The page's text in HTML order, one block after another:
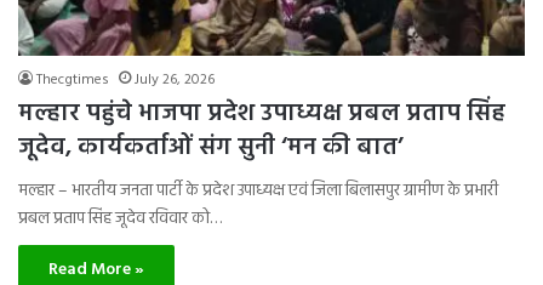
Thecgtimes July 26, 2026
मल्हार पहुंचे भाजपा प्रदेश उपाध्यक्ष प्रबल प्रताप सिंह
जूदेव, कार्यकर्ताओं संग सुनी ‘मन की बात’
मल्हार – भारतीय जनता पार्टी के प्रदेश उपाध्यक्ष एवं जिला बिलासपुर ग्रामीण के प्रभारी
प्रबल प्रताप सिंह जूदेव रविवार को…
Read More »